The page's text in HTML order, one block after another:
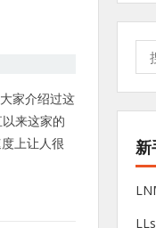
家介绍过这
来这家的
上让人很
新